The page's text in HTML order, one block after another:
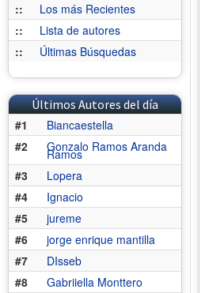
::
Los más Recientes
::
Lista de autores
::
Últimas Búsquedas
Últimos Autores del día
#1
Biancaestella
#2
Gonzalo Ramos Aranda
Ramos
#3
Lopera
#4
Ignacio
#5
jureme
#6
jorge enrique mantilla
#7
DIsseb
#8
Gabriiella Monttero